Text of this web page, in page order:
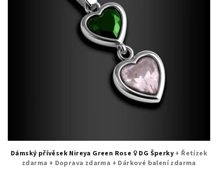
Dámský přívěsek Nireya Green Rose ♀️ DG Šperky + Řetízek
zdarma + Doprava zdarma + Dárkové balení zdarma